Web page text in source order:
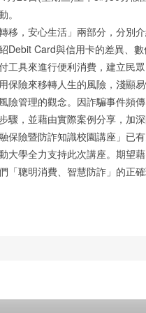
。
移，安心生活」兩部分，分別
Debit Card與信用卡的差異、
工具來進行便利消費，建立民
保險來移轉人生的風險，淺顯
險管理的觀念。因詐騙事件頻
，並藉由實際案例分享，加深
保險暨防詐知識校園講座」已
大學全力支持此次講座。期望
聰明消費、智慧防詐」的正確